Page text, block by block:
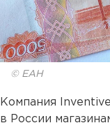
© ЕАН
Компания
в России